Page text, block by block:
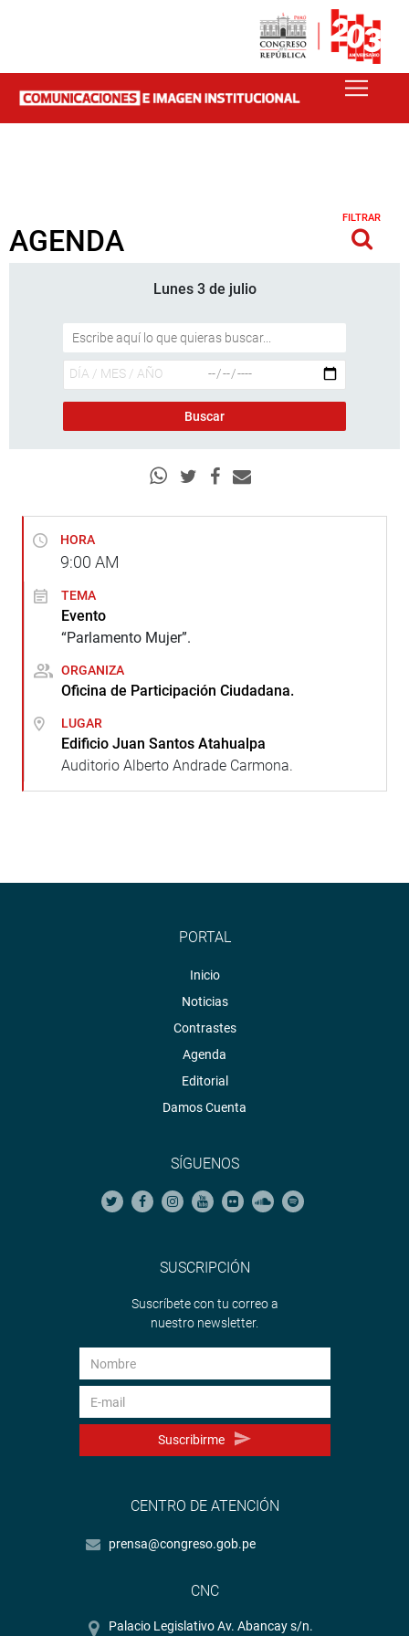
AGENDA
FILTRAR
Lunes 3 de julio
HORA
9:00 AM
TEMA
Evento
“Parlamento Mujer”.
ORGANIZA
Oficina de Participación Ciudadana.
LUGAR
Edificio Juan Santos Atahualpa
Auditorio Alberto Andrade Carmona.
PORTAL
Inicio
Noticias
Contrastes
Agenda
Editorial
Damos Cuenta
SÍGUENOS
SUSCRIPCIÓN
Suscríbete con tu correo a
nuestro newsletter.
Suscribirme
CENTRO DE ATENCIÓN
prensa@congreso.gob.pe
CNC
Palacio Legislativo Av. Abancay s/n.